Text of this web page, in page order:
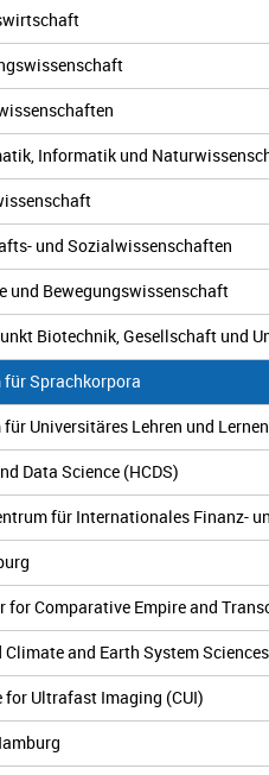
Informatik und
und Sozialwissenschaften
und Bewegungswissenschaft
Biotechnik, Gesellschaft und
Sprachkorpora
Universitäres Lehren und
Data Science (HCDS)
für Internationales Finanz-
for Comparative Empire and
and Earth System
for Ultrafast Imaging (CUI)